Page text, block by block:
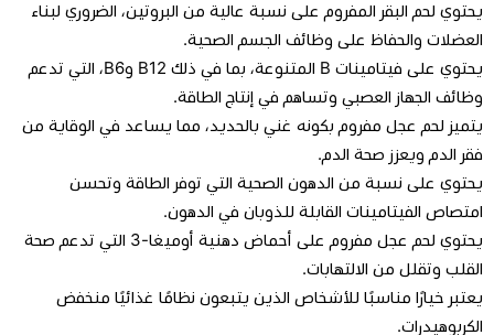
يحتوي لحم البقر المفروم على نسبة عالية من البروتين، الضروري لبناء
العضلات والحفاظ على وظائف الجسم الصحية.
يحتوي على فيتامينات B المتنوعة، بما في ذلك B12 وB6، التي تدعم
وظائف الجهاز العصبي وتساهم في إنتاج الطاقة.
يتميز لحم عجل مفروم بكونه غني بالحديد، مما يساعد في الوقاية من
فقر الدم ويعزز صحة الدم.
يحتوي على نسبة من الدهون الصحية التي توفر الطاقة وتحسن
امتصاص الفيتامينات القابلة للذوبان في الدهون.
يحتوي لحم عجل مفروم على أحماض دهنية أوميغا-3 التي تدعم صحة
القلب وتقلل من الالتهابات.
يعتبر خيارًا مناسبًا للأشخاص الذين يتبعون نظامًا غذائيًا منخفض
الكربوهيدرات.